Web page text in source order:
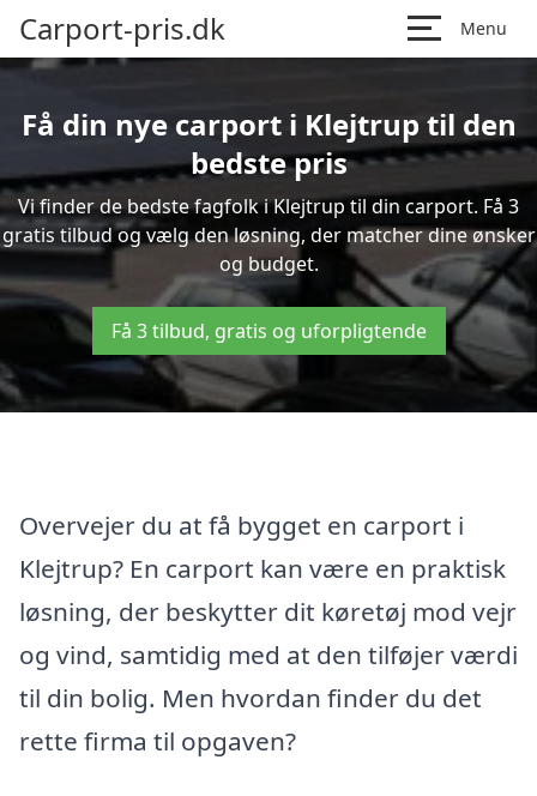
Carport-pris.dk Menu
Få din nye carport i Klejtrup til den
bedste pris
Vi finder de bedste fagfolk i Klejtrup til din carport. Få 3
gratis tilbud og vælg den løsning, der matcher dine ønsker
og budget.
Få 3 tilbud, gratis og uforpligtende
Overvejer du at få bygget en carport i
Klejtrup? En carport kan være en praktisk
løsning, der beskytter dit køretøj mod vejr
og vind, samtidig med at den tilføjer værdi
til din bolig. Men hvordan finder du det
rette firma til opgaven?